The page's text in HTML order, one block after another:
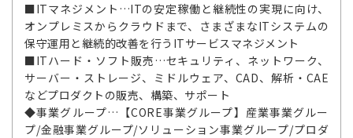
■ITマネジメント…ITの安定稼働と継続性の実現に向け、
オンプレミスからクラウドまで、さまざまなITシステムの
保守運用と継続的改善を行うITサービスマネジメント
■ITハード・ソフト販売…セキュリティ、ネットワーク、
サーバー・ストレージ、ミドルウェア、CAD、解析・CAE
などプロダクトの販売、構築、サポート
◆事業グループ…【CORE事業グループ】産業事業グルー
プ/金融事業グループ/ソリューション事業グループ/プロダ